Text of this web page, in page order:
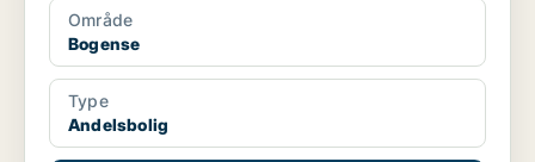
Område
Bogense
Type
Andelsbolig